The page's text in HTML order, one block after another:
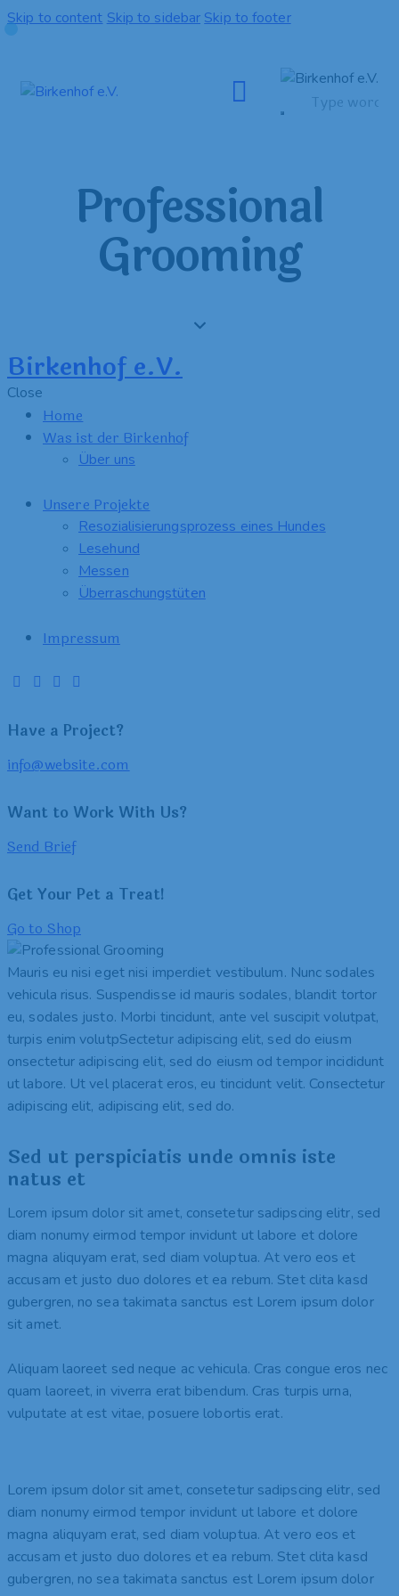
Skip to content Skip to sidebar Skip to footer
Professional
Grooming
Birkenhof e.V.
Close
Home
Was ist der Birkenhof
Über uns
Unsere Projekte
Resozialisierungsprozess eines Hundes
Lesehund
Messen
Überraschungstüten
Impressum
Have a Project?
info@website.com
Want to Work With Us?
Send Brief
Get Your Pet a Treat!
Go to Shop
Mauris eu nisi eget nisi imperdiet vestibulum. Nunc sodales
vehicula risus. Suspendisse id mauris sodales, blandit tortor
eu, sodales justo. Morbi tincidunt, ante vel suscipit volutpat,
turpis enim volutpSectetur adipiscing elit, sed do eiusm
onsectetur adipiscing elit, sed do eiusm od tempor incididunt
ut labore. Ut vel placerat eros, eu tincidunt velit. Consectetur
adipiscing elit, adipiscing elit, sed do.
Sed ut perspiciatis unde omnis iste
natus et
Lorem ipsum dolor sit amet, consetetur sadipscing elitr, sed
diam nonumy eirmod tempor invidunt ut labore et dolore
magna aliquyam erat, sed diam voluptua. At vero eos et
accusam et justo duo dolores et ea rebum. Stet clita kasd
gubergren, no sea takimata sanctus est Lorem ipsum dolor
sit amet.
Aliquam laoreet sed neque ac vehicula. Cras congue eros nec
quam laoreet, in viverra erat bibendum. Cras turpis urna,
vulputate at est vitae, posuere lobortis erat.
Lorem ipsum dolor sit amet, consetetur sadipscing elitr, sed
diam nonumy eirmod tempor invidunt ut labore et dolore
magna aliquyam erat, sed diam voluptua. At vero eos et
accusam et justo duo dolores et ea rebum. Stet clita kasd
gubergren, no sea takimata sanctus est Lorem ipsum dolor